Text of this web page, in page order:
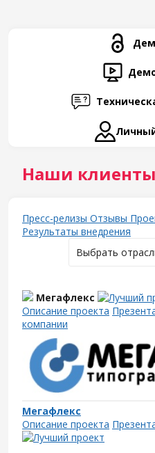
Наши клиенты
Пресс-релизы Отзывы
Результаты внедрения
Выбрать
Мегафлекс
Описание проекта
компании
Мегафлекс
Описание проекта